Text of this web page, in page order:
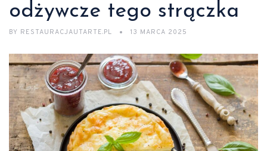
odżywcze tego strączka
BY RESTAURACJAUTARTE.PL 13 MARCA 2025